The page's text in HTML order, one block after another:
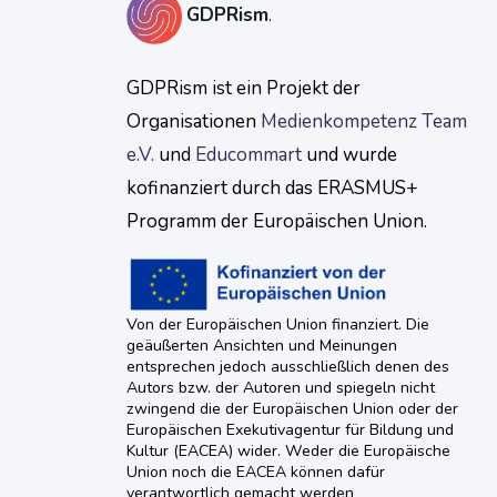
GDPRism.
GDPRism ist ein Projekt der
Organisationen Medienkompetenz Team
e.V. und Educommart und wurde
kofinanziert durch das ERASMUS+
Programm der Europäischen Union.
Von der Europäischen Union finanziert. Die
geäußerten Ansichten und Meinungen
entsprechen jedoch ausschließlich denen des
Autors bzw. der Autoren und spiegeln nicht
zwingend die der Europäischen Union oder der
Europäischen Exekutivagentur für Bildung und
Kultur (EACEA) wider. Weder die Europäische
Union noch die EACEA können dafür